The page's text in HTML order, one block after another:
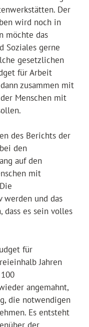
Der
wird noch in
möchte das
Soziales gerne
gesetzlichen
für Arbeit
zusammen mit
Menschen mit
des Berichts der
den
auf den
mit
werden und das
dass es sein volles
für
Jahren
angemahnt,
die notwendigen
Es entsteht
der